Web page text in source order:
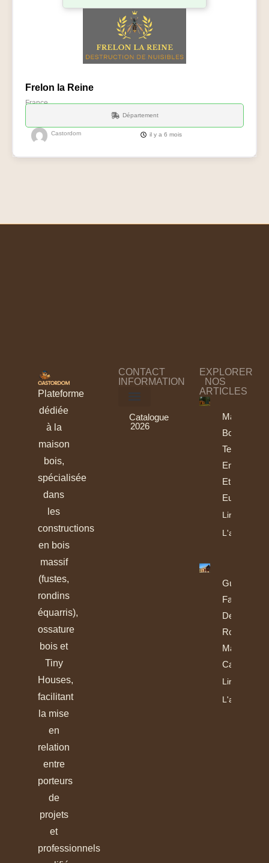
Frelon la Reine
France
Département
Castordom il y a 6 mois
Plateforme
dédiée
à la
maison
bois,
spécialisée
dans
les
constructions
en bois
massif
(fustes,
rondins
équarris),
ossature
bois et
Tiny
Houses,
facilitant
la mise
en
relation
entre
porteurs
de
projets
et
professionnels
CONTACT
INFORMATION
Catalogue
2026
EXPLORER
NOS
ARTICLES
Maisons
Bois :
Tendances
En France
Et En
Europe
Lire
L'article
Guide De
Fabrication
Des
Rondins Et
Madriers
Calibrés
Lire
L'article